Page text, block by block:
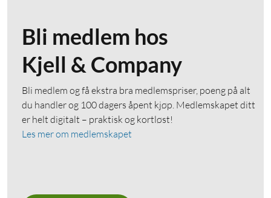
Bli medlem hos
Kjell & Company
Bli medlem og få ekstra bra medlemspriser, poeng på alt
du handler og 100 dagers åpent kjøp. Medlemskapet ditt
er helt digitalt – praktisk og kortløst!
Les mer om medlemskapet